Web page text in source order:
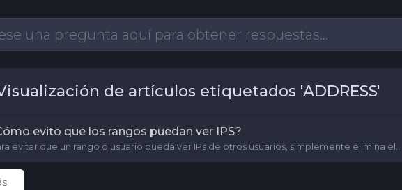
de artículos etiquetados 'ADDRESS'
evito que los rangos puedan ver IPS?
evitar que un rango o usuario pueda ver IPs de otros usuarios, simplemente elimina el...